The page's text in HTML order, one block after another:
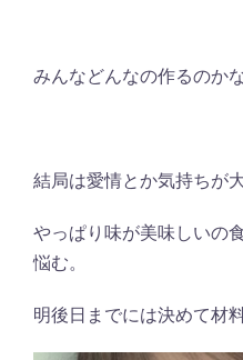
みんなどんなの作るのか
結局は愛情とか気持ちが
やっぱり味が美味しいの
悩む。
明後日までには決めて材